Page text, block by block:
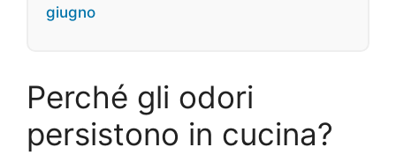
giugno
Perché gli odori
persistono in cucina?